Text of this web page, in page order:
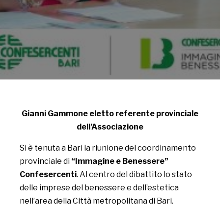
Gianni Gammone eletto referente provinciale
dell’Associazione
Si è tenuta a Bari la riunione del coordinamento
provinciale di “Immagine e Benessere”
Confesercenti. Al centro del dibattito lo stato
delle imprese del benessere e dell’estetica
nell’area della Città metropolitana di Bari.